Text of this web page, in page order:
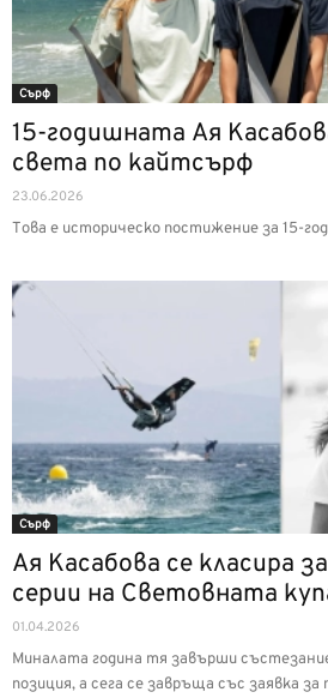
Сърф
15-годишната Ая
света по кайтсърф
23.06.2026
Това е историческо постижение за 15-
Сърф
Ая Касабова се класира
серии на Световната
01.04.2026
Миналата година тя завърши
позиция, а сега се завръща със заявка за